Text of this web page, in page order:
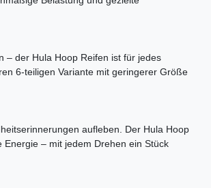
– der Hula Hoop Reifen ist für jedes
6-teiligen Variante mit geringerer Größe
aufleben. Der Hula Hoop
– mit jedem Drehen ein Stück